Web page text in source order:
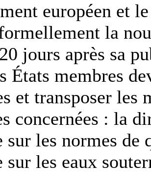
européen et
la
jours après sa
États membres
et transposer
concernées : la
sur les normes de
les eaux